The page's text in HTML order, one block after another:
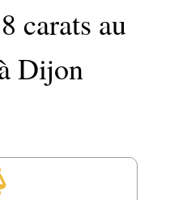
carats au
Dijon